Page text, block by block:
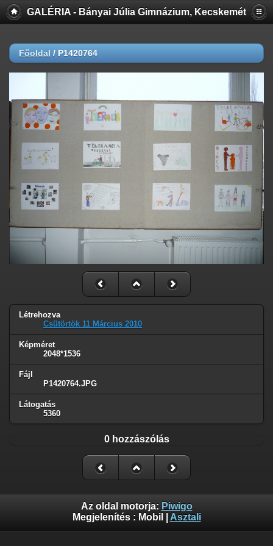
GALÉRIA - Bányai Júlia Gimnázium, Kecskemét
Főoldal / P1420764
Létrehozva
Csütörtök 11 Március 2010
Képméret
2048*1536
Fájl
P1420764.JPG
Látogatás
5360
0 hozzászólás
Az oldal motorja: Piwigo
Megjelenítés : Mobil Asztali